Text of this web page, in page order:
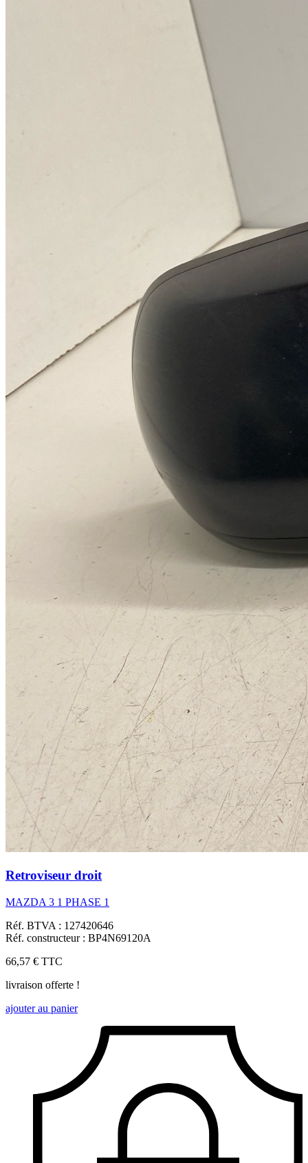
Retroviseur droit
MAZDA 3 1 PHASE 1
Réf. BTVA : 127420646
Réf. constructeur : BP4N69120A
66,57 € TTC
livraison offerte !
ajouter au panier